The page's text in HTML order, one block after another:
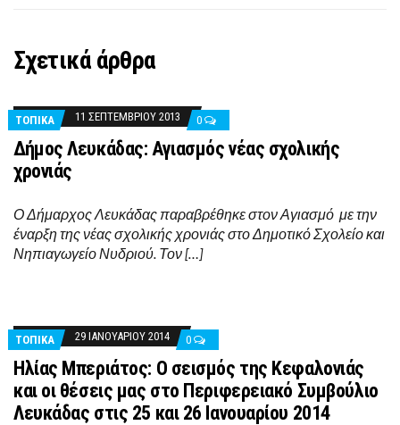
Σχετικά άρθρα
ΤΟΠΙΚΑ 11 ΣΕΠΤΕΜΒΡΊΟΥ 2013 0
Δήμος Λευκάδας: Αγιασμός νέας σχολικής
χρονιάς
Ο Δήμαρχος Λευκάδας παραβρέθηκε στον Αγιασμό με την
έναρξη της νέας σχολικής χρονιάς στο Δημοτικό Σχολείο και
Νηπιαγωγείο Νυδριού. Τον […]
ΤΟΠΙΚΑ 29 ΙΑΝΟΥΑΡΊΟΥ 2014 0
Ηλίας Μπεριάτος: Ο σεισμός της Κεφαλονιάς
και οι θέσεις μας στο Περιφερειακό Συμβούλιο
Λευκάδας στις 25 και 26 Ιανουαρίου 2014